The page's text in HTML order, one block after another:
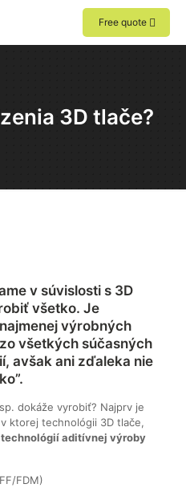
Free quote
3D tlače?
v súvislosti s 3D
všetko. Je
výrobných
všetkých súčasných
avšak ani zďaleka nie
dokáže vyrobiť? Najprv je
ktorej technológii 3D tlače,
aditívnej výroby
FDM)